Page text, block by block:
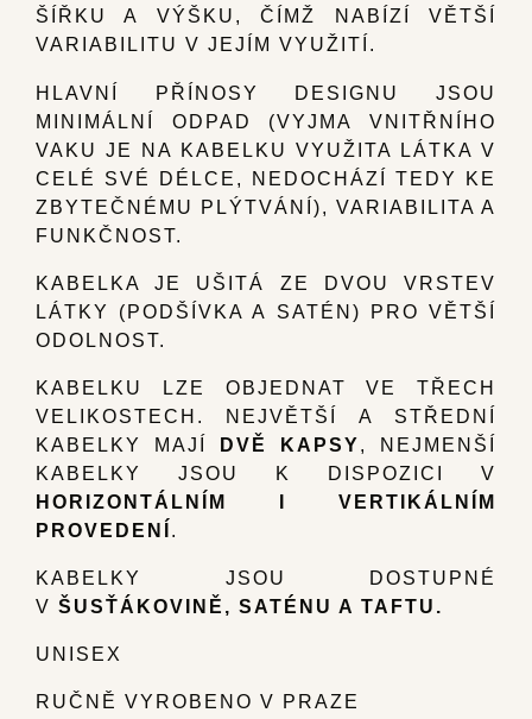
ŠÍŘKU A VÝŠKU, ČÍMŽ NABÍZÍ VĚTŠÍ
VARIABILITU V JEJÍM VYUŽITÍ.
HLAVNÍ PŘÍNOSY DESIGNU JSOU
MINIMÁLNÍ ODPAD (VYJMA VNITŘNÍHO
VAKU JE NA KABELKU VYUŽITA LÁTKA V
CELÉ SVÉ DÉLCE, NEDOCHÁZÍ TEDY KE
ZBYTEČNÉMU PLÝTVÁNÍ), VARIABILITA A
FUNKČNOST.
KABELKA JE UŠITÁ ZE DVOU VRSTEV
LÁTKY (PODŠÍVKA A SATÉN) PRO VĚTŠÍ
ODOLNOST.
KABELKU LZE OBJEDNAT VE TŘECH
VELIKOSTECH. NEJVĚTŠÍ A STŘEDNÍ
KABELKY MAJÍ DVĚ KAPSY, NEJMENŠÍ
KABELKY JSOU K DISPOZICI V
HORIZONTÁLNÍM I VERTIKÁLNÍM
PROVEDENÍ.
KABELKY JSOU DOSTUPNÉ
V ŠUSŤÁKOVINĚ, SATÉNU A TAFTU.
UNISEX
RUČNĚ VYROBENO V PRAZE